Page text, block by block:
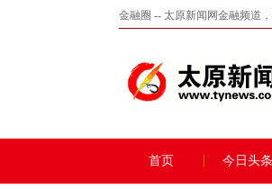
金融圈 -- 太原新闻网金融频道
首页 今日头条